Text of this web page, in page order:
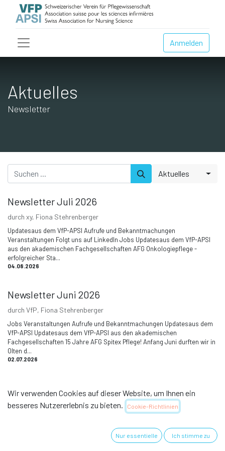
Anmelden
Aktuelles
Newsletter
Aktuelles
Newsletter Juli 2026
durch xy, Fiona Stehrenberger
Updatesaus dem VfP-APSI Aufrufe und Bekanntmachungen
Veranstaltungen Folgt uns auf LinkedIn Jobs Updatesaus dem VfP-APSI
aus den akademischen Fachgesellschaften AFG Onkologiepflege -
erfolgreicher Sta...
04.08.2026
Newsletter Juni 2026
durch VfP, Fiona Stehrenberger
Jobs Veranstaltungen Aufrufe und Bekanntmachungen Updatesaus dem
VfP-APSI Updatesaus dem VfP-APSI aus den akademischen
Fachgesellschaften 15 Jahre AFG Spitex Pflege! Anfang Juni durften wir in
Olten d...
02.07.2026
Newsletter Mai 2026
durchVfP, Martin Diethelm
vergangene Woche war für unseren Verein geprägt von wichtigen
Wir verwenden Cookies auf dieser Website, um Ihnen ein
besseres Nutzererlebnis zu bieten.
Cookie-Richtlinien
Nur essentielle Ich stimme zu